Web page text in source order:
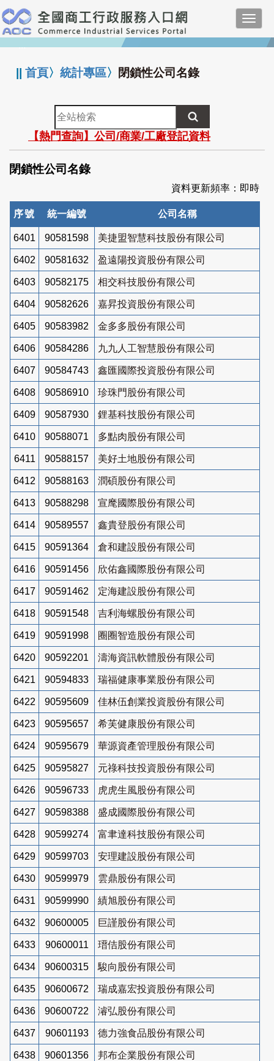
跳
到
主
要
:::
||首頁〉統計專區〉 閉鎖性公司名錄
全
站
檢
索
【熱門查詢】公司/商業/工廠登記資料
閉鎖性公司名錄
資料更新頻率：即時
序號 統一編號 公司名稱
6401 90581598 美捷盟智慧科技股份有限公司
6402 90581632 盈遠陽投資股份有限公司
6403 90582175 相交科技股份有限公司
6404 90582626 嘉昇投資股份有限公司
6405 90583982 金多多股份有限公司
6406 90584286 九九人工智慧股份有限公司
6407 90584743 鑫匯國際投資股份有限公司
6408 90586910 珍珠門股份有限公司
6409 90587930 鋰基科技股份有限公司
6410 90588071 多點肉股份有限公司
6411 90588157 美好土地股份有限公司
6412 90588163 潤碩股份有限公司
6413 90588298 宣麾國際股份有限公司
6414 90589557 鑫貴登股份有限公司
6415 90591364 倉和建設股份有限公司
6416 90591456 欣佑鑫國際股份有限公司
6417 90591462 定海建設股份有限公司
6418 90591548 吉利海螺股份有限公司
6419 90591998 圈圈智造股份有限公司
6420 90592201 濤海資訊軟體股份有限公司
6421 90594833 瑞福健康事業股份有限公司
6422 90595609 佳林伍創業投資股份有限公司
6423 90595657 希芙健康股份有限公司
6424 90595679 華源資產管理股份有限公司
6425 90595827 元祿科技投資股份有限公司
6426 90596733 虎虎生風股份有限公司
6427 90598388 盛成國際股份有限公司
6428 90599274 富聿達科技股份有限公司
6429 90599703 安理建設股份有限公司
6430 90599979 雲鼎股份有限公司
6431 90599990 績旭股份有限公司
6432 90600005 巨謹股份有限公司
6433 90600011 瑨佶股份有限公司
6434 90600315 駿向股份有限公司
6435 90600672 瑞成嘉宏投資股份有限公司
6436 90600722 濬弘股份有限公司
6437 90601193 德力強食品股份有限公司
6438 90601356 邦布企業股份有限公司